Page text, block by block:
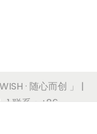
· 随心而创 」
|
联系：+86-